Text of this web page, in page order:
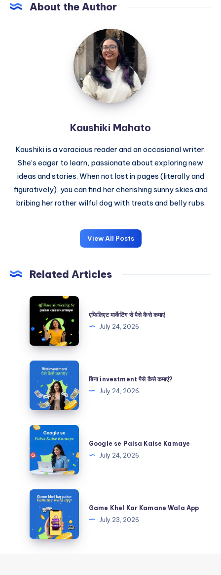
About the Author
Kaushiki
Mahato
Kaushiki Mahato
Kaushiki is a voracious reader and an occasional writer.
She’s eager to learn, passionate about exploring new
ideas and stories. When not lost in pages (literally and
figuratively), you can find her cherishing sunny skies and
bribing her rather wilful dog with treats and belly rubs.
View All Posts
Related Articles
एफिलिएट
मार्केटिंग
से
कैसे
कमाएं
एफिलिएट मार्केटिंग से पैसे कैसे कमाएं
July 24, 2026
बिना
investment
पैसे
कैसे
कमाएं?
बिना investment पैसे कैसे कमाएं?
July 24, 2026
Google
se
Paisa
Kaise
Kamaye
Google se Paisa Kaise Kamaye
July 24, 2026
Game
Khel
Kamane
Wala
Game Khel Kar Kamane Wala App
July 23, 2026